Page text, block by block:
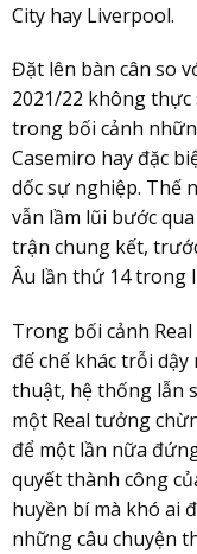
City hay Liverpool.
Đặt lên bàn cân so
2021/22 không
trong bối cảnh
Casemiro hay đặc
dốc sự nghiệp. Thế
vẫn lầm lũi bước
trận chung kết,
Âu lần thứ 14 trong
Trong bối cảnh
đế chế khác trỗi dậy
thuật, hệ thống lẫn
một Real tưởng
để một lần nữa
quyết thành công
huyền bí mà khó ai
những câu chuyện